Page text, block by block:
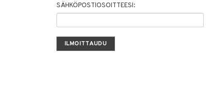
SÄHKÖPOSTIOSOITTEESI: